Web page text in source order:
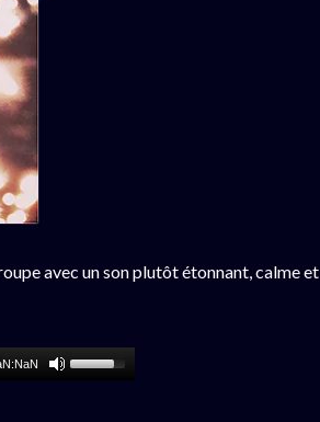
avec un son plutôt étonnant, calme et